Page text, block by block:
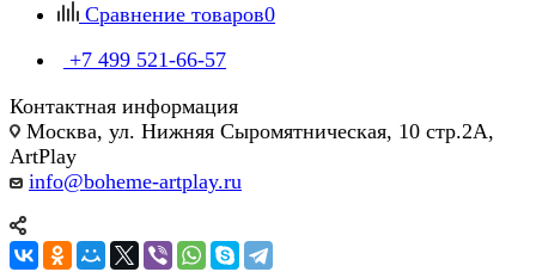
Сравнение товаров0
+7 499 521-66-57
Контактная информация
Москва, ул. Нижняя Сыромятническая, 10 стр.2А,
ArtPlay
info@boheme-artplay.ru